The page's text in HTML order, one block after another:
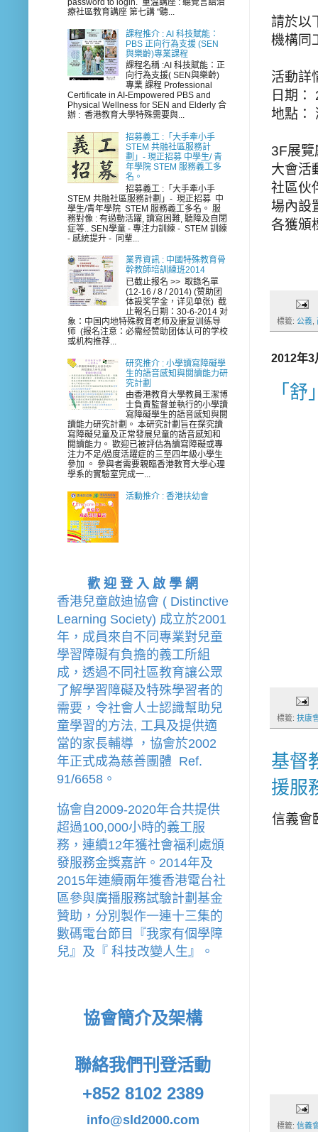
請於以
機構同
活動詳
日期：
地點：
3F展覽
大會活
社區伙
場內設
各獲頒
標籤: 公義
2012年3
「
標籤: 扶康
基督
援服
信義會
標籤: 信義
password to login. 重温講座 : 聽覺言語治
療社區教育講座 第七講 "聽...
課程推介 : AI 科技賦能：
PBS 正向行為支援 (SEN
與樂齡)專業課程
課程名稱 :AI 科技賦能：正
向行為支援( SEN與樂齡)
專業 課程 Professional
Certificate in AI-Empowered PBS and
Physical Wellness for SEN and Elderly 合
辦 : 香港教育大學特殊需要與...
招募義工 :「大手牽小手
STEM 共融社區服務計
劃」- 現正招募 中學生/ 青
年學院 STEM 服務義工多
名。
招募義工 :「大手牽小手
STEM 共融社區服務計劃」- 現正招募 中
學生/青年學院 STEM 服務義工多名。 服
務對像 : 有過動活躍, 讀寫困難, 聽障及自閉
症等.. SEN學童 - 專注力訓練 - STEM 訓練
- 感統提升 - 同輩...
業界資訊 : 中國特殊教育骨
幹教師培訓練班2014
已截止报名 >> 取錄名單
(12-16 / 8 / 2014) (赞助团
体設奖学金，详见单张) 截
止報名日期：30-6-2014 对
象：中国内地特殊教育老师及康复训练导
师 (报名注意：必需经赞助团体认可的学校
或机构推荐...
研究推介 : 小學讀寫障礙學
生的語音感知與閲讀能力研
究計劃
由香港教育大學教員王潔博
士負責監督並執行的小學讀
寫障礙學生的語音感知與閲
讀能力研究計劃。 本研究計劃旨在探究讀
寫障礙兒童及正常發展兒童的語音感知和
閲讀能力。 歡迎已被評估為讀寫障礙或專
注力不足/過度活躍症的三至四年級小學生
參加 。 參與者需要親臨香港教育大學心理
學系的實驗室完成一...
活動推介 : 香港扶幼會
歡 迎 登 入 啟 學 網
香港兒童啟迪協會 ( Distinctive
Learning Society) 成立於2001
年，成員來自不同專業對兒童
學習障礙有負擔的義工所組
成，透過不同社區教育讓公眾
了解學習障礙及特殊學習者的
需要，令社會人士認識幫助兒
童學習的方法, 工具及提供適
當的家長輔導
， 協會於2002
年正式成為慈善團體  Ref.
91/6658。
協會 自2009-2020年合共提供
超過100,000小時的義工服
務，連續12年獲社會福利處頒
發服務金獎嘉許。 2014年及
2015年連續兩年獲香港電台社
區參與廣播服務試驗計劃基金
贊助，分別製作一連十三集的
數碼電台節目『我家有個學障
兒』及『 科技改變人生』。
協會簡介及架構
聯絡我們刊登活動
+852 8102 2389
info@sld2000.com